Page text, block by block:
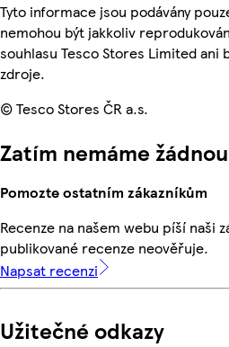
Tyto informace jsou podávány
nemohou být jakkoliv
souhlasu Tesco Stores Limited ani
zdroje.
© Tesco Stores ČR a.s.
Zatím nemáme
Pomozte ostatním zákazníkům
Recenze na našem webu píší naši
publikované recenze neověřuje.
Napsat recenzi
Užitečné odkazy